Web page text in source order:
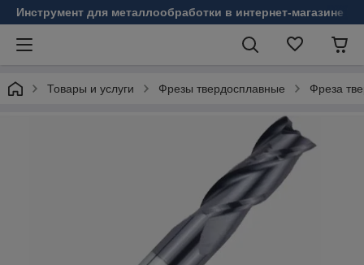
Инструмент для металлообработки в интернет-магазине
Товары и услуги Фрезы твердосплавные Фреза